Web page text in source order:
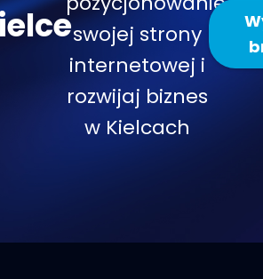
swojej strony
internetowej i
rozwijaj biznes
w Kielcach